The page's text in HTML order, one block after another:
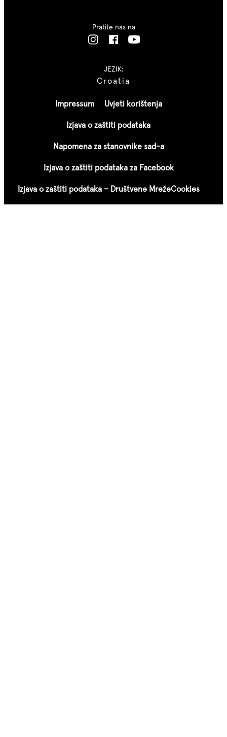
Impressum Uvjeti korištenja
Izjava o zaštiti podataka
Napomena za stanovnike sad-a
Izjava o zaštiti podataka za Facebook
Izjava o zaštiti podataka – Društvene MrežeCookies
JEZIK:
Croatia
Pratite nas na